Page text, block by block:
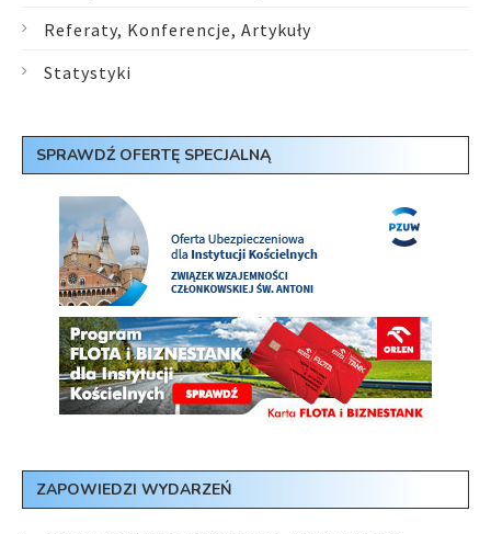
Referaty, Konferencje, Artykuły
Statystyki
SPRAWDŹ OFERTĘ SPECJALNĄ
ZAPOWIEDZI WYDARZEŃ